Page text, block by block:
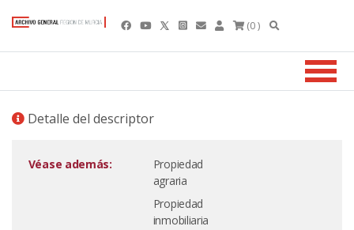
(0 )
Detalle del descriptor
Véase además:
Propiedad
agraria
Propiedad
inmobiliaria